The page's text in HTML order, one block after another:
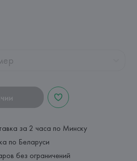
за 2 часа по Минску
по Беларуси
без ограничений